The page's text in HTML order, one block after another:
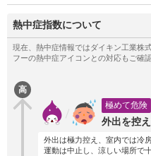
熱中症指数について
高
極めて危険
外出を控
外出は極力控え、室内では冷房
運動は中止し、涼しい場所で